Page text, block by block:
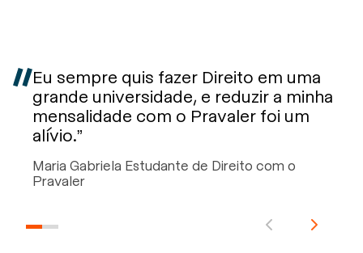
Eu sempre quis fazer Direito em uma
grande universidade, e reduzir a minha
mensalidade com o Pravaler foi um
alívio.”
Maria Gabriela Estudante de Direito com o
Pravaler